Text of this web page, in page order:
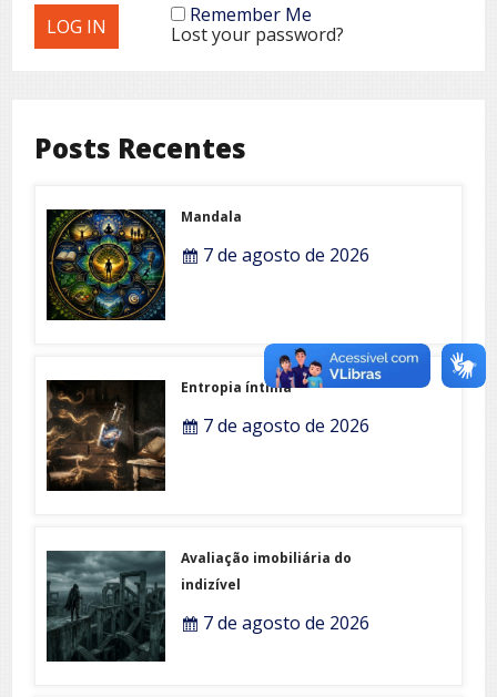
Remember Me
Lost your password?
Posts Recentes
Mandala
7 de agosto de 2026
Entropia íntima
7 de agosto de 2026
Avaliação imobiliária do
indizível
7 de agosto de 2026